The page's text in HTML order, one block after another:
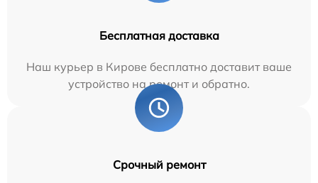
Бесплатная доставка
Наш курьер в Кирове бесплатно доставит ваше
устройство на ремонт и обратно.
Срочный ремонт